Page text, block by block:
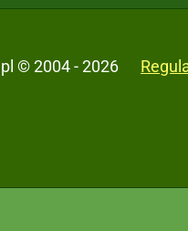
© 2004 - 2026